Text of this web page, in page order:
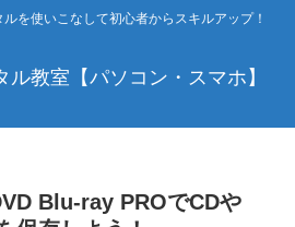
を使いこなして初心者からスキルアップ！
ル教室【パソコン・スマホ】
Blu-ray PROでCDや